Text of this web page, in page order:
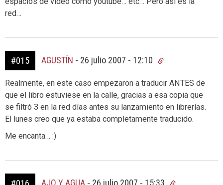
red…
#015 AGUSTÍN - 26 julio 2007 - 12:10
Realmente, en este caso empezaron a traducir ANTES de
que el libro estuviese en la calle, gracias a esa copia que
se filtró 3 en la red días antes su lanzamiento en librerías.
El lunes creo que ya estaba completamente traducido.
Me encanta… :)